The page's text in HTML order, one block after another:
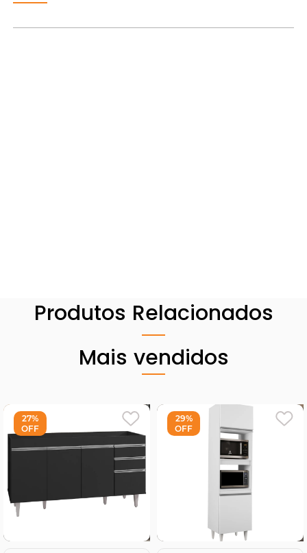
Produtos Relacionados
Mais vendidos
27%
OFF
29%
OFF